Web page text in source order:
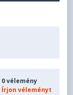
0 vélemény
Írjon véleményt